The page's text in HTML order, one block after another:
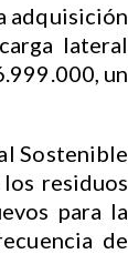
adquisición
lateral
un
Sostenible
residuos
para la
de